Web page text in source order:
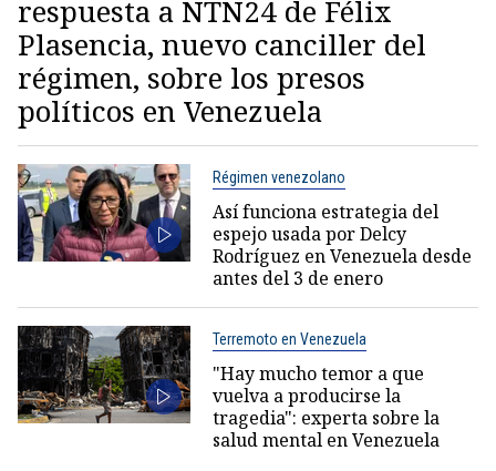
respuesta a NTN24 de Félix
Plasencia, nuevo canciller del
régimen, sobre los presos
políticos en Venezuela
Régimen venezolano
Así funciona estrategia del
espejo usada por Delcy
Rodríguez en Venezuela desde
antes del 3 de enero
Terremoto en Venezuela
"Hay mucho temor a que
vuelva a producirse la
tragedia": experta sobre la
salud mental en Venezuela